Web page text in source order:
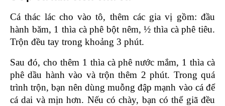
Cá thác lác cho vào tô, thêm các gia vị gồm: đầu
hành băm, 1 thìa cà phê bột nêm, ½ thìa cà phê tiêu.
Trộn đều tay trong khoảng 3 phút.
Sau đó, cho thêm 1 thìa cà phê nước mắm, 1 thìa cà
phê dầu hành vào và trộn thêm 2 phút. Trong quá
trình trộn, bạn nên dùng muỗng đập mạnh vào cá để
cá dai và mịn hơn. Nếu có chày, bạn có thể giã đều